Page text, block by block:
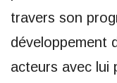
travers son
développement
acteurs avec lui